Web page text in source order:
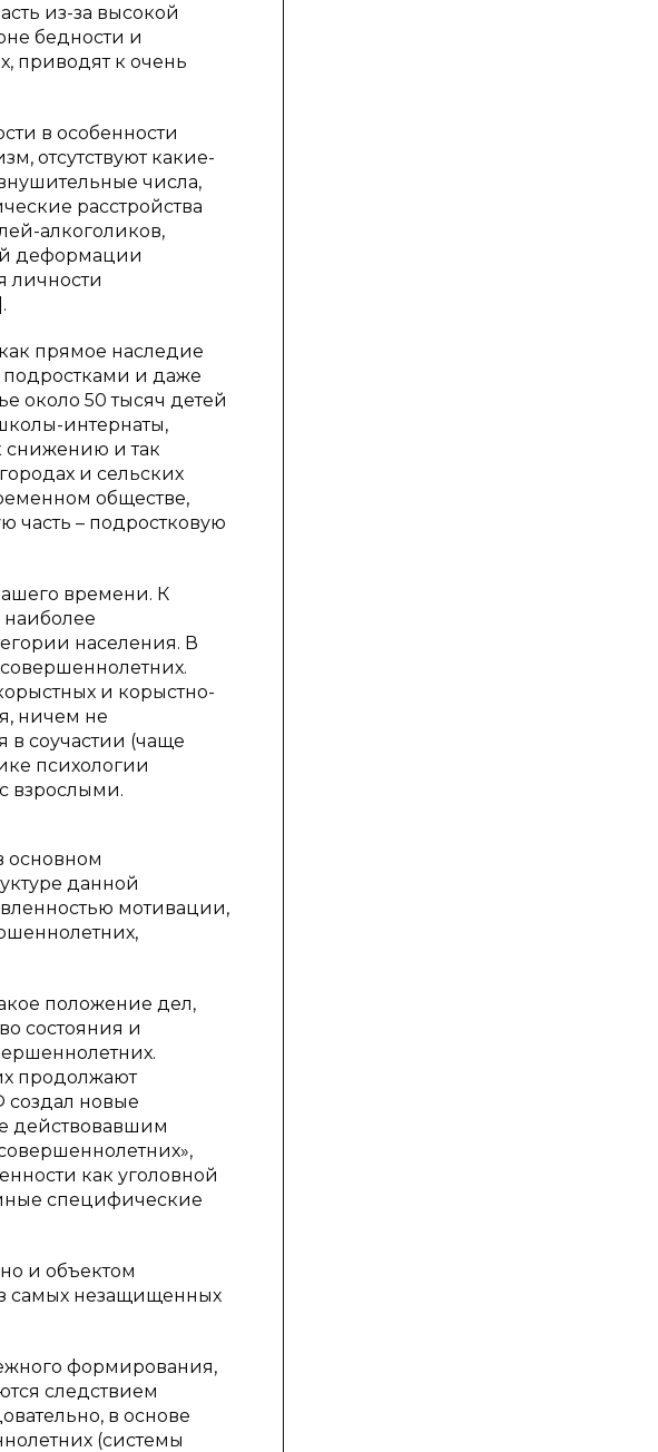
из-за высокой
бедности и
приводят к очень
в особенности
отсутствуют какие-
числа,
расстройства
алкоголиков,
деформации
личности
прямое наследие
подростками и даже
около 50 тысяч детей
интернаты,
снижению и так
и сельских
обществе,
часть – подростковую
времени. К
наиболее
населения. В
и корыстно-
ничем не
в соучастии (чаще
психологии
взрослыми.
основном
данной
мотивации,
положение дел,
состояния и
продолжают
создал новые
действовавшим
как уголовной
специфические
и объектом
самых незащищенных
формирования,
следствием
в основе
(системы